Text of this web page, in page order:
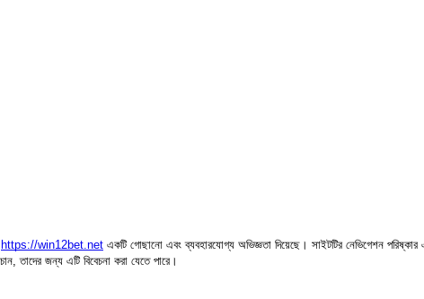
https://win12bet.net একটি গোছানো এবং ব্যবহারযোগ্য অভিজ্ঞতা দিয়েছে। সাইটটির নেভিগেশন
তাদের জন্য এটি বিবেচনা করা যেতে পারে।